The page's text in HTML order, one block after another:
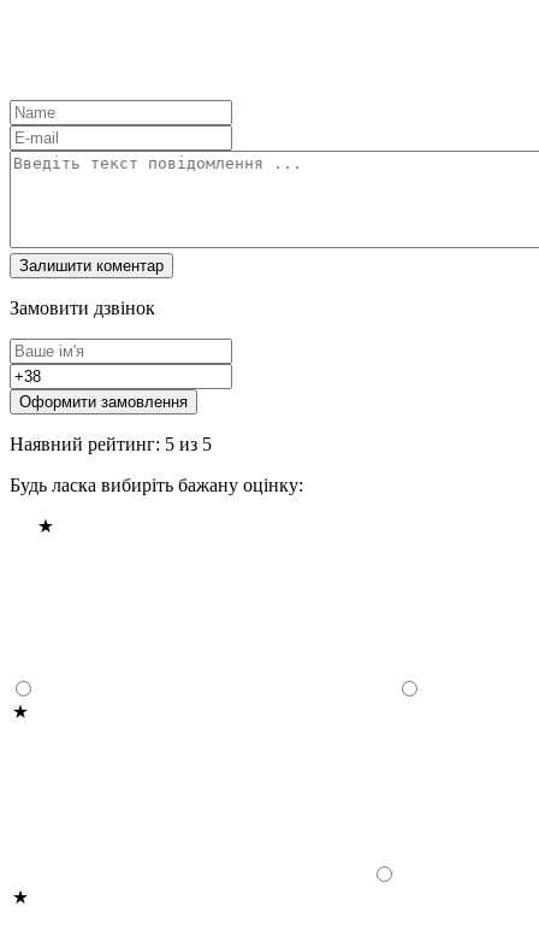
Замовити дзвінок
Оформити замовлення
Наявний рейтинг: 5 из 5
Будь ласка вибиріть бажану оцінку: